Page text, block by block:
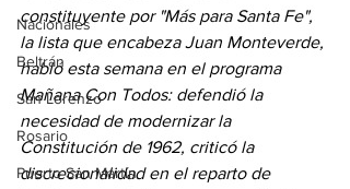
Nacionales
Beltrán
San Lorenzo
Rosario
Puerto San Martín
constituyente por "Más para Santa Fe",
la lista que encabeza Juan Monteverde,
habló esta semana en el programa
Mañana Con Todos: defendió la
necesidad de modernizar la
Constitución de 1962, criticó la
discrecionalidad en el reparto de